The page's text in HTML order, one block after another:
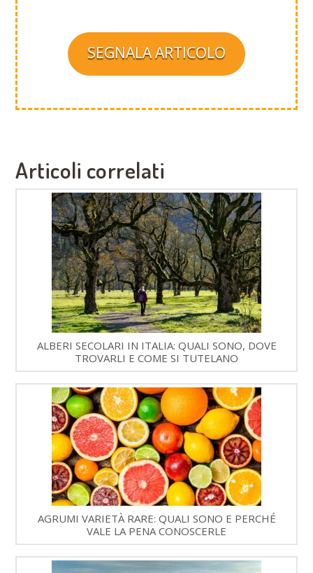
SEGNALA ARTICOLO
Articoli correlati
ALBERI SECOLARI IN ITALIA: QUALI SONO, DOVE
TROVARLI E COME SI TUTELANO
AGRUMI VARIETÀ RARE: QUALI SONO E PERCHÉ
VALE LA PENA CONOSCERLE